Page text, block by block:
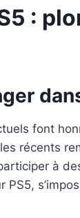
:
font
récents
à
PS5,